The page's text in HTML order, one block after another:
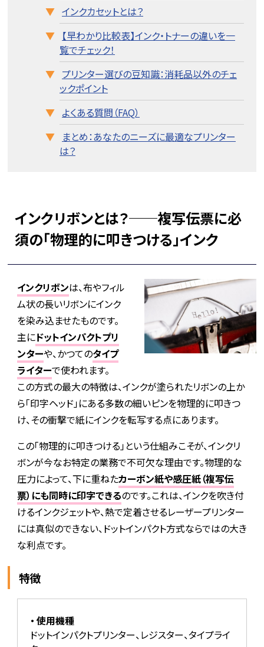
インクカセットとは？
【早わかり比較表】インク・トナーの違いを一
覧でチェック！
プリンター選びの豆知識：消耗品以外のチェ
ックポイント
よくある質問（FAQ）
まとめ：あなたのニーズに最適なプリンター
は？
インクリボンとは？──複写伝票に必
須の「物理的に叩きつける」インク
インクリボンは、布やフィル
ム状の長いリボンにインク
を染み込ませたものです。
主にドットインパクトプリ
ンターや、かつてのタイプ
ライターで使われます。
この方式の最大の特徴は、インクが塗られたリボンの上か
ら「印字ヘッド」にある多数の細いピンを物理的に叩きつ
け、その衝撃で紙にインクを転写する点にあります。
この「物理的に叩きつける」という仕組みこそが、インクリ
ボンが今なお特定の業務で不可欠な理由です。物理的な
圧力によって、下に重ねたカーボン紙や感圧紙（複写伝
票）にも同時に印字できるのです。これは、インクを吹き付
けるインクジェットや、熱で定着させるレーザープリンター
には真似のできない、ドットインパクト方式ならではの大き
な利点です。
特徴
使用機種
ドットインパクトプリンター、レジスター、タイプライ